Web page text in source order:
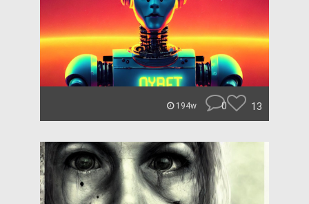
194w 0 13